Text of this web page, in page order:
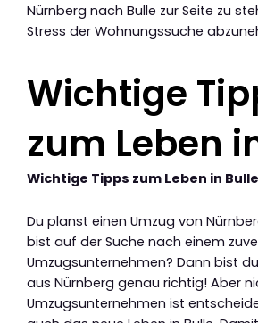
Nürnberg nach Bulle zur Seite zu
Stress der Wohnungssuche
Wichtige
zum Leben
Wichtige Tipps zum Leben in Bulle
Du planst einen Umzug von
bist auf der Suche nach einem
Umzugsunternehmen? Dann bist
aus Nürnberg genau richtig! Aber
Umzugsunternehmen ist